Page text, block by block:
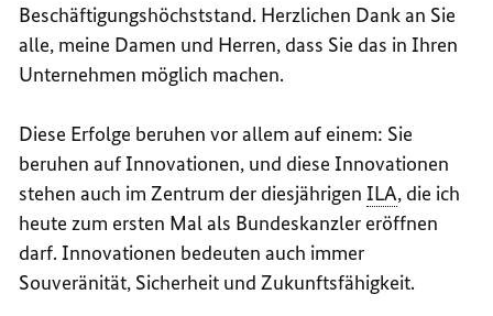
Beschäftigungshöchststand. Herzlichen Dank an Sie
alle, meine Damen und Herren, dass Sie das in Ihren
Unternehmen möglich machen.
Diese Erfolge beruhen vor allem auf einem: Sie
beruhen auf Innovationen, und diese Innovationen
stehen auch im Zentrum der diesjährigen ILA, die ich
heute zum ersten Mal als Bundeskanzler eröffnen
darf. Innovationen bedeuten auch immer
Souveränität, Sicherheit und Zukunftsfähigkeit.